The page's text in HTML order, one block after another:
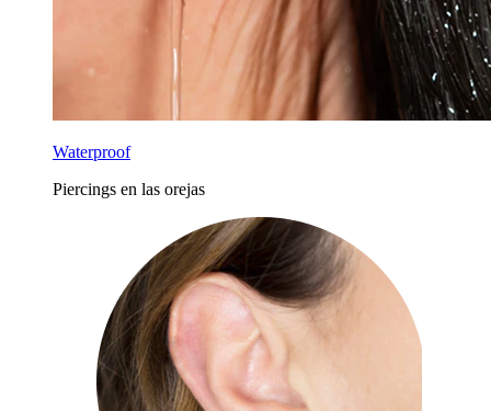
Waterproof
Piercings en las orejas